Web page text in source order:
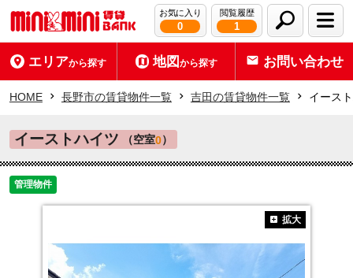
お気に入り
0
閲覧履歴
1
エリアから探す 地図から探す お問い合わせ
HOME 長野市の賃貸物件一覧 吉田の賃貸物件一覧 イース
イーストハイツ （空室0）
管理物件
拡大